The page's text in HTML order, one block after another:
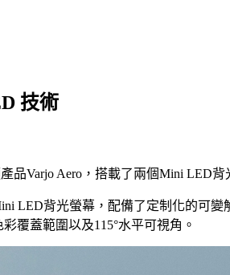
技術
Varjo Aero，搭載了兩個Mini LED背
LED背光螢幕，配備了定制化的可
覆蓋範圍以及115°水平可視角。